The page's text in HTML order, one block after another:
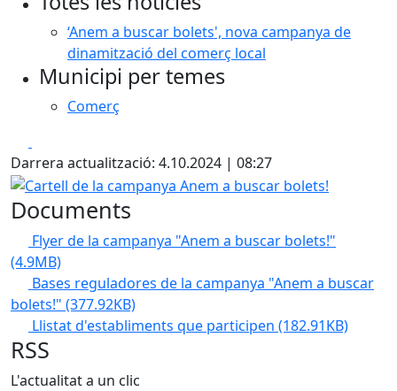
‘Anem a buscar bolets', nova campanya de
dinamització del comerç local
Municipi per temes
Comerç
Darrera actualització: 4.10.2024 | 08:27
Cartell de la campanya Anem a buscar bolets!
Documents
Flyer de la campanya "Anem a buscar bolets!"
(4.9MB)
Bases reguladores de la campanya "Anem a buscar
bolets!" (377.92KB)
Llistat d'establiments que participen (182.91KB)
RSS
L'actualitat a un clic